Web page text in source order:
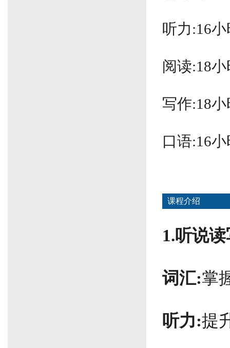
听力:16小
阅读:18小
写作:18小
口语:16
课程介绍
1.听说
词汇:掌
听力:提